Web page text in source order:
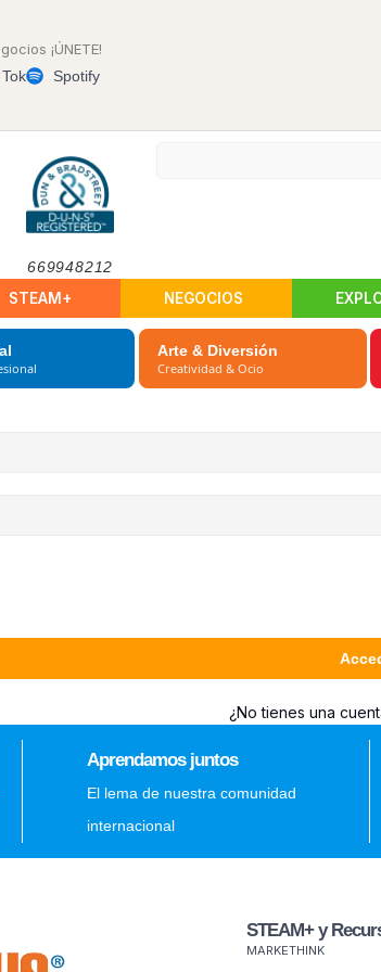
¡ÚNETE!
Spotify
669948212
STEAM+ NEGOCIOS
Arte & Diversión
Creatividad & Ocio
¿No tienes una
Aprendamos juntos
El lema de nuestra comunidad
internacional
STEAM+ y
MARKETHINK